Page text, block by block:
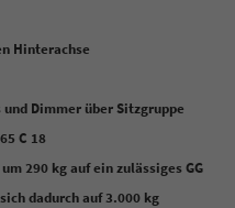
Hinterachse
Dimmer über Sitzgruppe
C 18
290 kg auf ein zulässiges GG
dadurch auf 3.000 kg